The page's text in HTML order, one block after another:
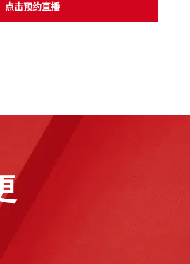
点击预约直播